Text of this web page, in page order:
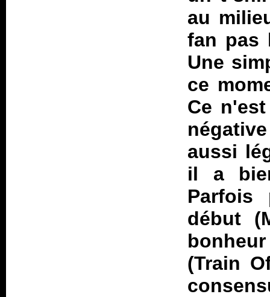
au
fan pas
Une
ce
Ce
aussi
il a
début (
(Train